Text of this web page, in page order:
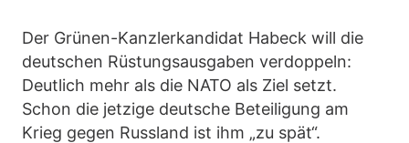
Der Grünen-Kanzlerkandidat Habeck will die
deutschen Rüstungsausgaben verdoppeln:
Deutlich mehr als die NATO als Ziel setzt.
Schon die jetzige deutsche Beteiligung am
Krieg gegen Russland ist ihm „zu spät“.